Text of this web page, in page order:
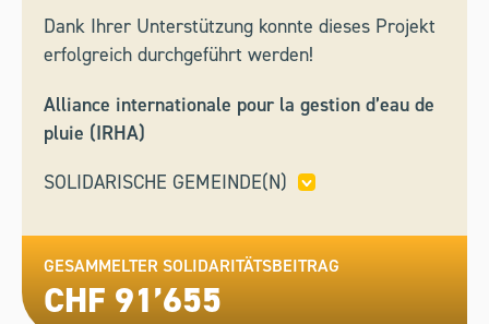
Dank Ihrer Unterstützung konnte dieses Projekt
erfolgreich durchgeführt werden!
Alliance internationale pour la gestion d’eau de
pluie (IRHA)
SOLIDARISCHE GEMEINDE(N)
SACONNEX,MEINIER,ONEX,SION,
VANDOEUVRES
GESAMMELTER SOLIDARITÄTSBEITRAG
CHF 91’655